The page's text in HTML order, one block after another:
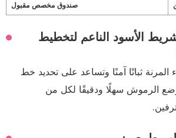
صندوق مخصص مقبول
الأسود الناعم لتخطيط
المرنة ثباتًا آمنًا وتساعد على تحديد خط
الرموش سهلًا ودقيقًا لكل من